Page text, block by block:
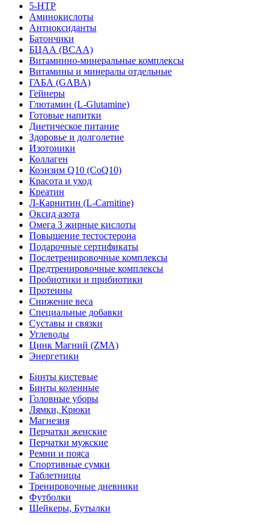
5-HTP
Аминокислоты
Антиоксиданты
Батончики
БЦАА (BCAA)
Витаминно-минеральные комплексы
Витамины и минералы отдельные
ГАБА (GABA)
Гейнеры
Глютамин (L-Glutamine)
Готовые напитки
Диетическое питание
Здоровье и долголетие
Изотоники
Коллаген
Коэнзим Q10 (CoQ10)
Красота и уход
Креатин
Л-Карнитин (L-Сarnitine)
Оксид азота
Омега 3 жирные кислоты
Повышение тестостерона
Подарочные сертификаты
Послетренировочные комплексы
Предтренировочные комплексы
Пробиотики и прибиотики
Протеины
Снижение веса
Специальные добавки
Суставы и связки
Углеводы
Цинк Магний (ZMA)
Энергетики
Бинты кистевые
Бинты коленные
Головные уборы
Лямки, Крюки
Магнезия
Перчатки женские
Перчатки мужские
Ремни и пояса
Спортивные сумки
Таблетницы
Тренировочные дневники
Футболки
Шейкеры, Бутылки